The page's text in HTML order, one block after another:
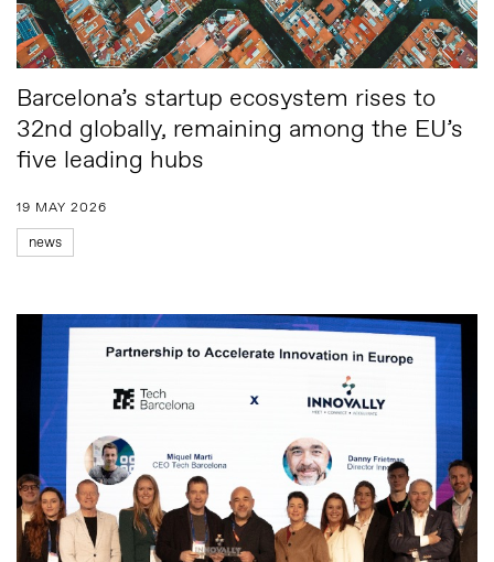
Barcelona’s startup ecosystem rises to
32nd globally, remaining among the EU’s
five leading hubs
19 MAY 2026
news